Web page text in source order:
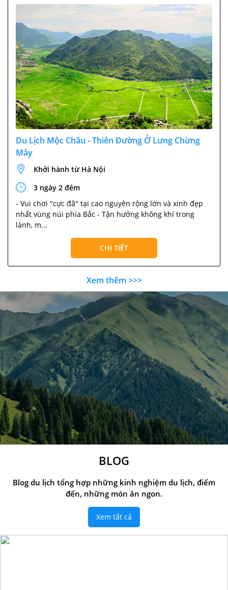
Du Lịch Mộc Châu - Thiên Đường Ở Lưng Chừng
Mây
Khởi hành từ Hà Nội
3 ngày 2 đêm
- Vui chơi "cực đã" tại cao nguyên rộng lớn và xinh đẹp
nhất vùng núi phía Bắc - Tận hưởng không khí trong
lành, m...
CHI TIẾT
Xem thêm >>>
BLOG
Blog du lịch tổng hợp những kinh nghiệm du lịch, điểm
đến, những món ăn ngon.
Xem tất cả